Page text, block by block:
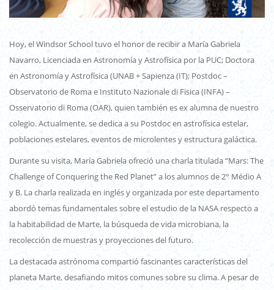
Hoy, el Windsor School tuvo el honor de recibir a María Gabriela
Navarro, Licenciada en Astronomía y Astrofísica por la PUC; Doctora
en Astronomía y Astrofísica (UNAB + Sapienza (IT); Postdoc –
Observatorio de Roma e Instituto Nazionale di Fisica (INFA) –
Osservatorio di Roma (OAR), quien también es ex alumna de nuestro
colegio. Actualmente, se dedica a su Postdoc en astrofísica estelar,
poblaciones estelares, eventos de microlentes y estructura galáctica.
Durante su visita, María Gabriela ofreció una charla titulada “Mars: The
Challenge of Conquering the Red Planet” a los alumnos de 2° Médio A
y B. La charla realizada en inglés y organizada por este departamento
abordó temas fundamentales sobre el estudio de la NASA respecto a
la habitabilidad de Marte, la búsqueda de vida microbiana, la
recolección de muestras y proyecciones del futuro.
La destacada astrónoma compartió fascinantes características del
planeta Marte, desafiando mitos comunes sobre su clima. A pesar de